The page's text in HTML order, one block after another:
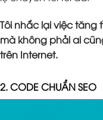
Tôi nhắc lại việc tăng
mà không phải ai
trên Internet.
2. CODE CHUẨN SEO